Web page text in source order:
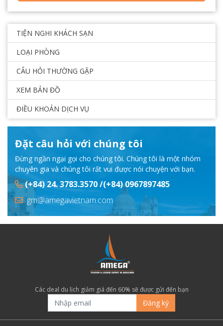
TIỆN NGHI KHÁCH SẠN
LOẠI PHÒNG
CÂU HỎI THƯỜNG GẶP
XEM BẢN ĐỒ
ĐIỀU KHOẢN DỊCH VỤ
Đặt câu hỏi với chúng tôi
Đừng ngần ngại gọi cho chúng tôi. Chúng tôi là một nhóm
chuyên gia và chúng tôi rất vui được nói chuyện với bạn.
(+84) 24. 3783.3570 /(+84) 0967897485
gm@amegavietnam.com
Các deal du lịch giảm giá đến 60% sẽ được gửi đến bạn
Đăng ký